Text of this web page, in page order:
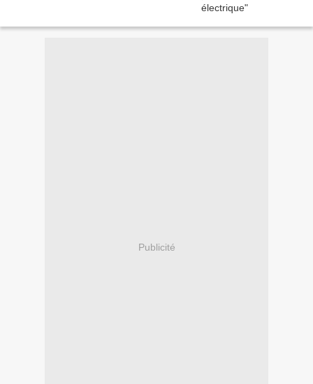
Publicité